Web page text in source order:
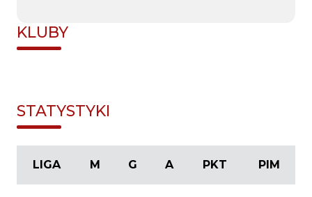
KLUBY
STATYSTYKI
LIGA M G A PKT PIM